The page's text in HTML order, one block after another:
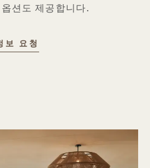
션도 제공합니다.
보 요청